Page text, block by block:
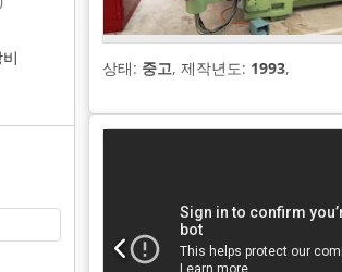
상태: 중고, 제작년도: 1993,